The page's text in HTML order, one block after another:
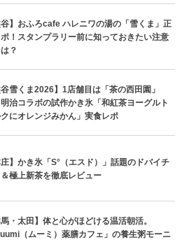
谷】おふろcafe ハレニワの湯の「雪くま」正
！スタンプラリー前に知っておきたい注意
？
谷雪くま2026】1店舗目は「茶の西田園」
治コラボの試作かき氷「和紅茶ヨーグルト
クにオレンジみかん」実食レポ
庄】かき氷「S°（エスド）」話題のドバイチ
＆極上新茶を徹底レビュー
馬・太田】体と心がほどける温活朝活。
（ムーミ）薬膳カフェ」の養生粥モーニ